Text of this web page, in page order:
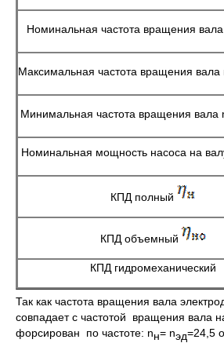
Номинальная частота вращения
Максимальная частота вращения вала
Минимальная частота вращения вала
Номинальная мощность насоса на
КПД полный
КПД объемный
КПД гидромеханический
Так как частота вращения вала
совпадает с частотой вращения вала
форсирован по частоте: nн= nэд=24,5